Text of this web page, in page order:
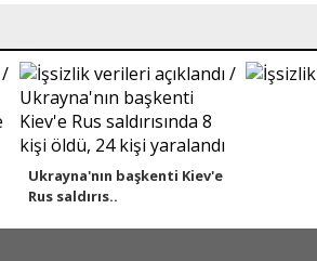
Ukrayna'nın başkenti Kiev'e
Rus saldırıs..